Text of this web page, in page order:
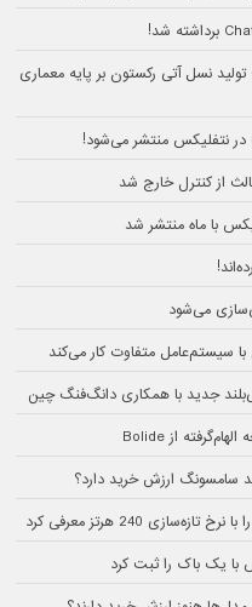
نسل آتی رکستون بر پایه معماری
از کنترل خارج شد
با ماه منتشر شد
می‌شود
متفاوت کار می‌کند